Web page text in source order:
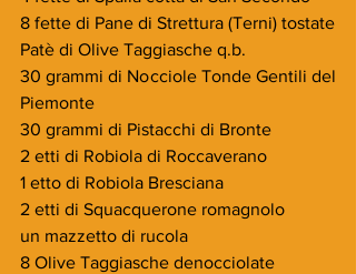
8 fette di Pane di Strettura (Terni) tostate
Patè di Olive Taggiasche q.b.
30 grammi di Nocciole Tonde Gentili del
Piemonte
30 grammi di Pistacchi di Bronte
2 etti di Robiola di Roccaverano
1 etto di Robiola Bresciana
2 etti di Squacquerone romagnolo
un mazzetto di rucola
8 Olive Taggiasche denocciolate